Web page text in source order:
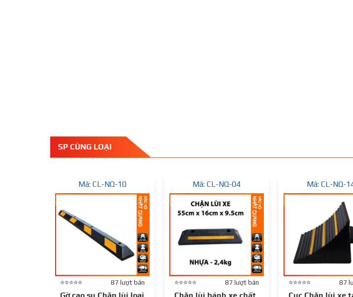
SP CÙNG LOẠI
Mã: CL-NQ-10
⭐⭐⭐⭐⭐ 87 lượt bán
Mã: CL-NQ-04
⭐⭐⭐⭐⭐ 87 lượt bán
Mã: CL-NQ-
⭐⭐⭐⭐⭐ 87